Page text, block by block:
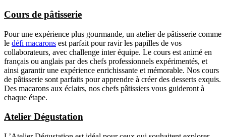
Cours de pâtisserie
Pour une expérience plus gourmande, un atelier de pâtisserie comme
le défi macarons est parfait pour ravir les papilles de vos
collaborateurs, avec challenge inter équipe. Le cours est animé en
français ou anglais par des chefs professionnels expérimentés, et
ainsi garantir une expérience enrichissante et mémorable. Nos cours
de pâtisserie sont parfaits pour apprendre à créer des desserts exquis.
Des macarons aux éclairs, nos chefs pâtissiers vous guideront à
chaque étape.
Atelier Dégustation